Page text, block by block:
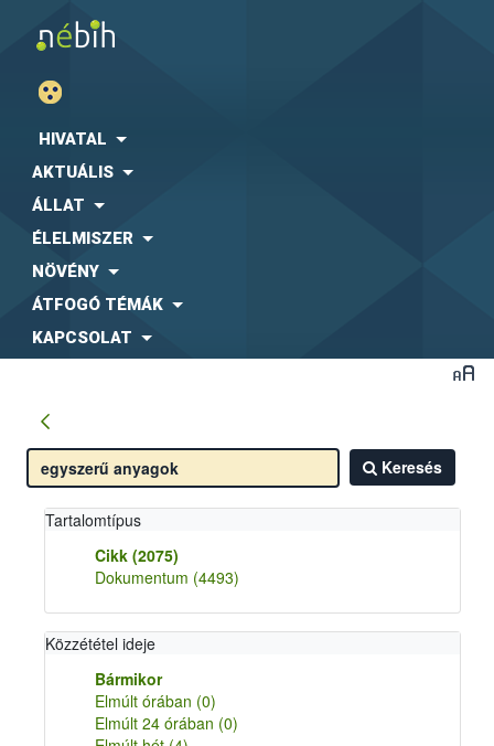
HIVATAL
AKTUÁLIS
ÁLLAT
ÉLELMISZER
NÖVÉNY
ÁTFOGÓ TÉMÁK
KAPCSOLAT
Keresés
Tartalomtípus
Cikk (2075)
Dokumentum (4493)
Közzététel ideje
Bármikor
Elmúlt órában (0)
Elmúlt 24 órában (0)